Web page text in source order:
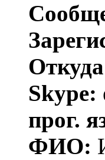
Skype:
прог.
ФИО: